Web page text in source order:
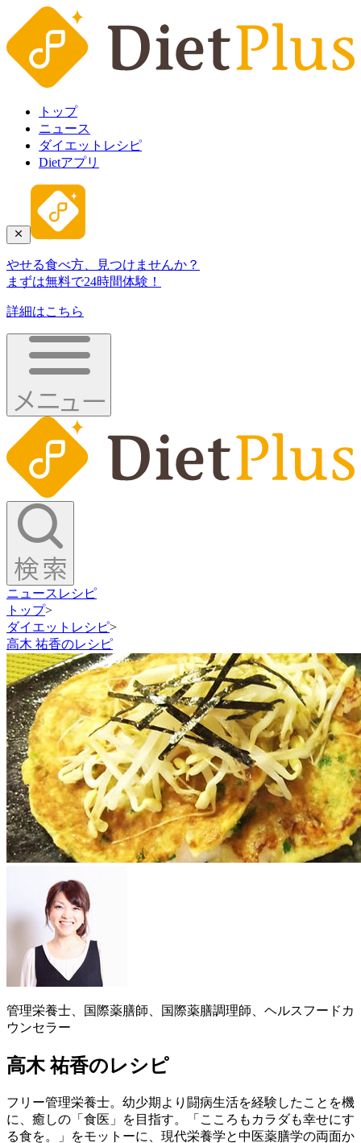
トップ
ニュース
ダイエットレシピ
Dietアプリ
やせる食べ方、見つけませんか？
まずは無料で24時間体験！
詳細はこちら
ニュース レシピ
トップ>
ダイエットレシピ>
高木 祐香のレシピ
管理栄養士、国際薬膳師、国際薬膳調理師、ヘルスフードカ
ウンセラー
高木 祐香のレシピ
フリー管理栄養士。幼少期より闘病生活を経験したことを機
に、癒しの「食医」を目指す。「こころもカラダも幸せにす
る食を。」をモットーに、現代栄養学と中医薬膳学の両面か